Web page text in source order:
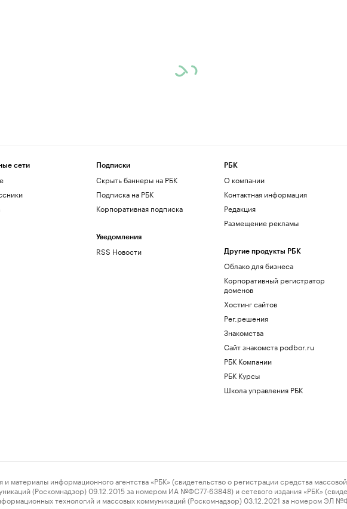
сети Подписки
Скрыть баннеры на РБК
Подписка на РБК
Корпоративная подписка
Уведомления
RSS Новости
РБК
О компании
Контактная информация
Редакция
Размещение рекламы
Другие продукты РБК
Облако для бизнеса
Корпоративный регистратор
доменов
Хостинг сайтов
Рег.решения
Знакомства
Сайт знакомств podbor.ru
РБК Компании
РБК Курсы
Школа управления РБК
информационного агентства «РБК» (свидетельство о регистрации средства
(Роскомнадзор) 09.12.2015 за номером ИА №ФС77-63848) и сетевого издания «РБК»
технологий и массовых коммуникаций (Роскомнадзор) 03.12.2021 за номером ЭЛ